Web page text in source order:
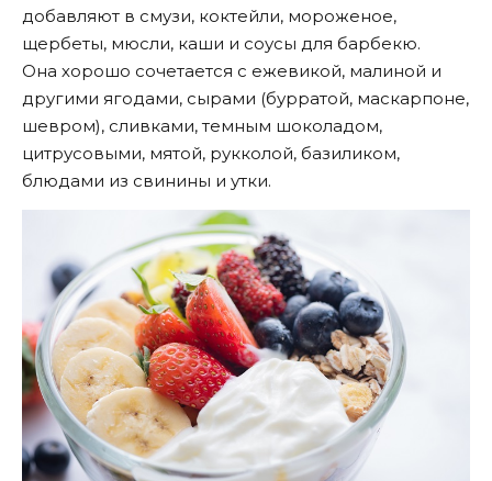
добавляют в смузи, коктейли, мороженое,
щербеты, мюсли, каши и соусы для барбекю.
Она хорошо сочетается с ежевикой, малиной и
другими ягодами, сырами (бурратой, маскарпоне,
шевром), сливками, темным шоколадом,
цитрусовыми, мятой, рукколой, базиликом,
блюдами из свинины и утки.